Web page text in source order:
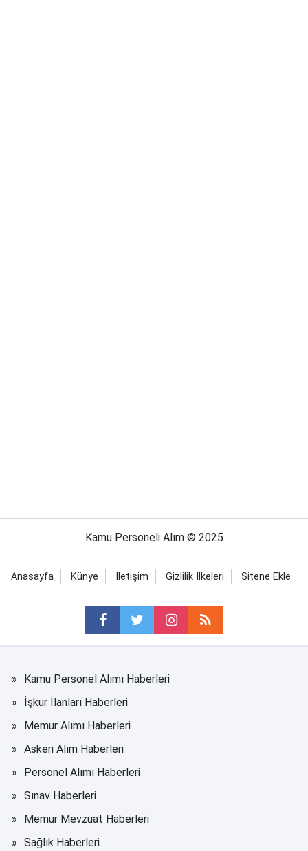
Kamu Personeli Alım © 2025
Anasayfa Künye İletişim Gizlilik İlkeleri Sitene Ekle
Kamu Personel Alımı Haberleri
İşkur İlanları Haberleri
Memur Alımı Haberleri
Askeri Alım Haberleri
Personel Alımı Haberleri
Sınav Haberleri
Memur Mevzuat Haberleri
Sağlık Haberleri